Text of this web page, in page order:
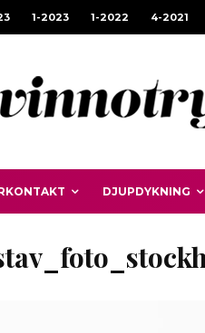
1-2023 1-2022 4-2021
DJUPDYKNING